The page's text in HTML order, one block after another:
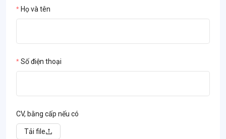
Họ và tên
Số điện thoại
CV, bằng cấp nếu có
Tải file